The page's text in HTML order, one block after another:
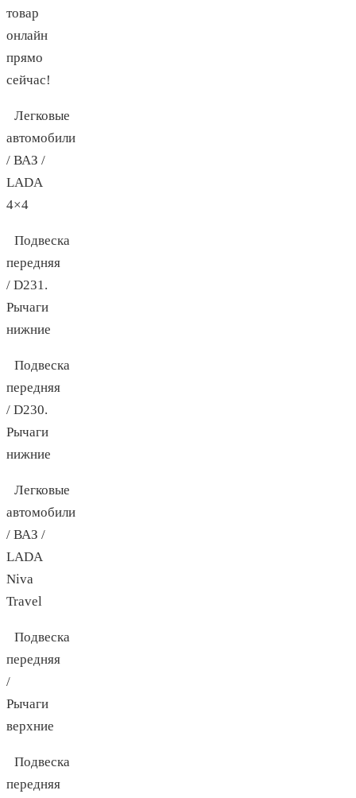
товар
онлайн
прямо
сейчас!
Легковые
автомобили
/ ВАЗ /
LADA
4×4
Подвеска
передняя
/ D231.
Рычаги
нижние
Подвеска
передняя
/ D230.
Рычаги
нижние
Легковые
автомобили
/ ВАЗ /
LADA
Niva
Travel
Подвеска
передняя
/
Рычаги
верхние
Подвеска
передняя